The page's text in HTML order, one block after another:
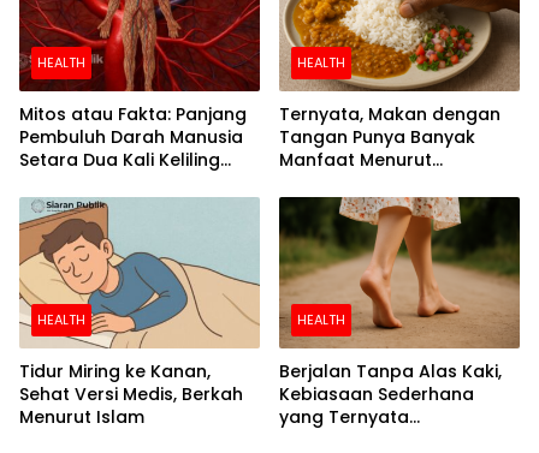
HEALTH
Mitos atau Fakta: Panjang
Pembuluh Darah Manusia
Setara Dua Kali Keliling
HEALTH
Ternyata, Makan dengan
Tangan Punya Banyak
Manfaat Menurut
HEALTH
Tidur Miring ke Kanan,
Sehat Versi Medis, Berkah
Menurut Islam
HEALTH
Berjalan Tanpa Alas Kaki,
Kebiasaan Sederhana
yang Ternyata